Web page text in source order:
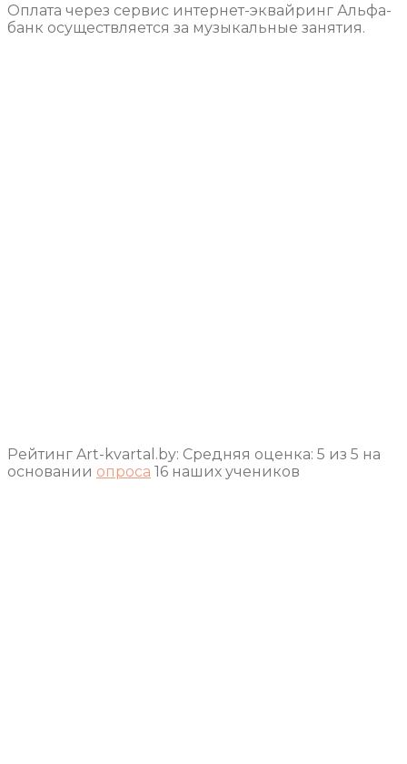
Оплата через сервис интернет-эквайринг Альфа-
банк осуществляется за музыкальные занятия.
Рейтинг Art-kvartal.by: Средняя оценка: 5 из 5 на
основании опроса 16 наших учеников